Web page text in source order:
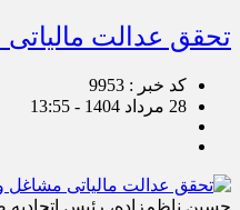
تحقق عدالت مالیاتی
کد خبر : 9953
28 مرداد 1404 - 13:55